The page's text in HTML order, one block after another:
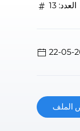
العدد: 13